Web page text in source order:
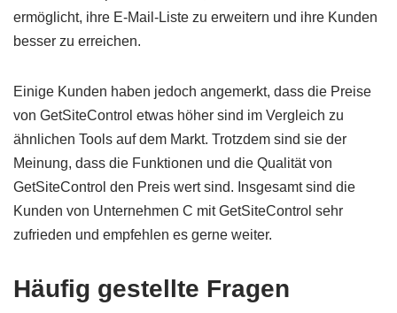
ermöglicht, ihre E-Mail-Liste zu erweitern und ihre Kunden
besser zu erreichen.
Einige Kunden haben jedoch angemerkt, dass die Preise
von GetSiteControl etwas höher sind im Vergleich zu
ähnlichen Tools auf dem Markt. Trotzdem sind sie der
Meinung, dass die Funktionen und die Qualität von
GetSiteControl den Preis wert sind. Insgesamt sind die
Kunden von Unternehmen C mit GetSiteControl sehr
zufrieden und empfehlen es gerne weiter.
Häufig gestellte Fragen